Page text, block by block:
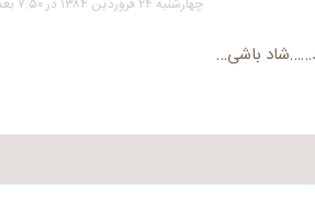
چهارشنبه ۲۴ فروردین ۱۳۸۴ در ۷:۵۰ بعد از ظهر
باشی…